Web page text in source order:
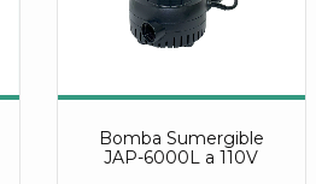
Bomba Sumergible
JAP-6000L a 110V